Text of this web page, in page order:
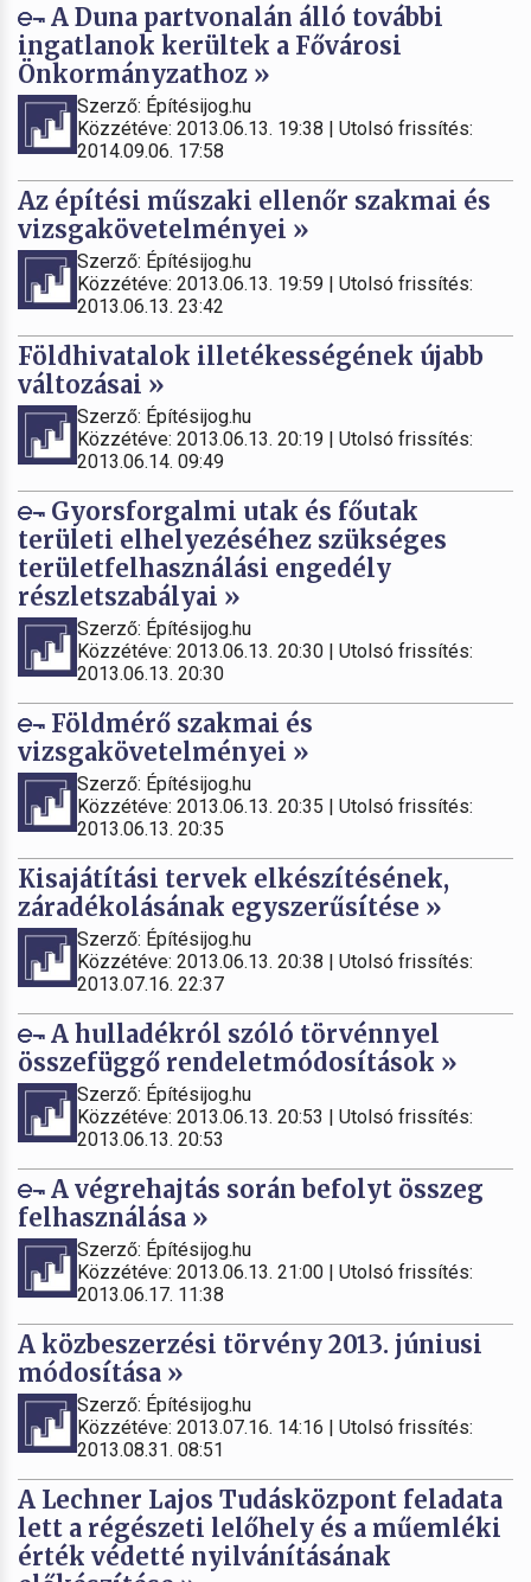
A Duna partvonalán álló további
ingatlanok kerültek a Fővárosi
Önkormányzathoz »
Szerző: Építésijog.hu
Közzétéve: 2013.06.13. 19:38 | Utolsó frissítés:
2014.09.06. 17:58
Az építési műszaki ellenőr szakmai és
vizsgakövetelményei »
Szerző: Építésijog.hu
Közzétéve: 2013.06.13. 19:59 | Utolsó frissítés:
2013.06.13. 23:42
Földhivatalok illetékességének újabb
változásai »
Szerző: Építésijog.hu
Közzétéve: 2013.06.13. 20:19 | Utolsó frissítés:
2013.06.14. 09:49
Gyorsforgalmi utak és főutak
területi elhelyezéséhez szükséges
területfelhasználási engedély
részletszabályai »
Szerző: Építésijog.hu
Közzétéve: 2013.06.13. 20:30 | Utolsó frissítés:
2013.06.13. 20:30
Földmérő szakmai és
vizsgakövetelményei »
Szerző: Építésijog.hu
Közzétéve: 2013.06.13. 20:35 | Utolsó frissítés:
2013.06.13. 20:35
Kisajátítási tervek elkészítésének,
záradékolásának egyszerűsítése »
Szerző: Építésijog.hu
Közzétéve: 2013.06.13. 20:38 | Utolsó frissítés:
2013.07.16. 22:37
A hulladékról szóló törvénnyel
összefüggő rendeletmódosítások »
Szerző: Építésijog.hu
Közzétéve: 2013.06.13. 20:53 | Utolsó frissítés:
2013.06.13. 20:53
A végrehajtás során befolyt összeg
felhasználása »
Szerző: Építésijog.hu
Közzétéve: 2013.06.13. 21:00 | Utolsó frissítés:
2013.06.17. 11:38
A közbeszerzési törvény 2013. júniusi
módosítása »
Szerző: Építésijog.hu
Közzétéve: 2013.07.16. 14:16 | Utolsó frissítés:
2013.08.31. 08:51
A Lechner Lajos Tudásközpont feladata
lett a régészeti lelőhely és a műemléki
érték védetté nyilvánításának